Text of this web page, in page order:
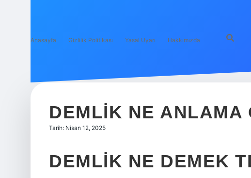
Anasayfa Gizlilik Politikası Yasal Uyarı Hakkımızda
DEMLIK NE ANLAMA
Tarih: Nisan 12, 2025
DEMLIK NE DEMEK